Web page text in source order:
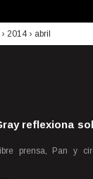
› 2014› abril
reflexiona
prensa, Pan y